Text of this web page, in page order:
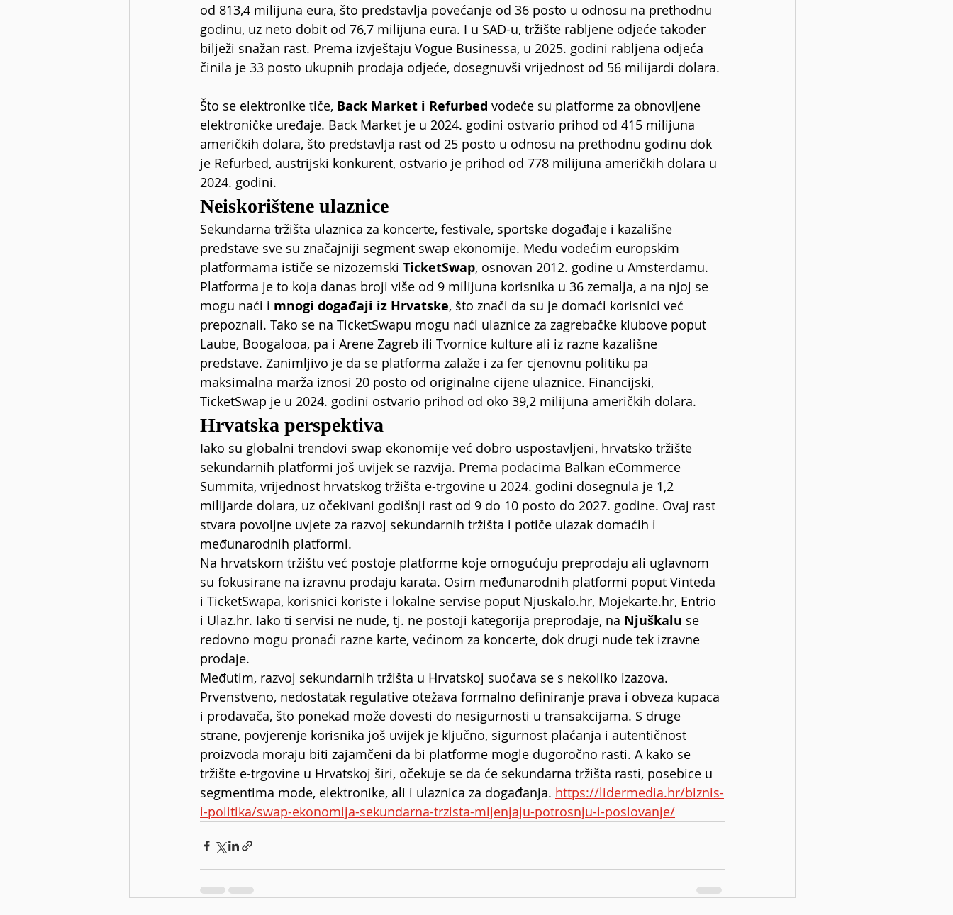
od 813,4 milijuna eura, što predstavlja povećanje od 36 posto u odnosu na prethodnu
godinu, uz neto dobit od 76,7 milijuna eura. I u SAD-u, tržište rabljene odjeće također
bilježi snažan rast. Prema izvještaju Vogue Businessa, u 2025. godini rabljena odjeća
činila je 33 posto ukupnih prodaja odjeće, dosegnuvši vrijednost od 56 milijardi dolara.
Što se elektronike tiče, Back Market i Refurbed vodeće su platforme za obnovljene
elektroničke uređaje. Back Market je u 2024. godini ostvario prihod od 415 milijuna
američkih dolara, što predstavlja rast od 25 posto u odnosu na prethodnu godinu dok
je Refurbed, austrijski konkurent, ostvario je prihod od 778 milijuna američkih dolara u
2024. godini.
Neiskorištene ulaznice
Sekundarna tržišta ulaznica za koncerte, festivale, sportske događaje i kazališne
predstave sve su značajniji segment swap ekonomije. Među vodećim europskim
platformama ističe se nizozemski TicketSwap, osnovan 2012. godine u Amsterdamu.
Platforma je to koja danas broji više od 9 milijuna korisnika u 36 zemalja, a na njoj se
mogu naći i mnogi događaji iz Hrvatske, što znači da su je domaći korisnici već
prepoznali. Tako se na TicketSwapu mogu naći ulaznice za zagrebačke klubove poput
Laube, Boogalooa, pa i Arene Zagreb ili Tvornice kulture ali iz razne kazališne
predstave. Zanimljivo je da se platforma zalaže i za fer cjenovnu politiku pa
maksimalna marža iznosi 20 posto od originalne cijene ulaznice. Financijski,
TicketSwap je u 2024. godini ostvario prihod od oko 39,2 milijuna američkih dolara.
Hrvatska perspektiva
Iako su globalni trendovi swap ekonomije već dobro uspostavljeni, hrvatsko tržište
sekundarnih platformi još uvijek se razvija. Prema podacima Balkan eCommerce
Summita, vrijednost hrvatskog tržišta e-trgovine u 2024. godini dosegnula je 1,2
milijarde dolara, uz očekivani godišnji rast od 9 do 10 posto do 2027. godine. Ovaj rast
stvara povoljne uvjete za razvoj sekundarnih tržišta i potiče ulazak domaćih i
međunarodnih platformi.
Na hrvatskom tržištu već postoje platforme koje omogućuju preprodaju ali uglavnom
su fokusirane na izravnu prodaju karata. Osim međunarodnih platformi poput Vinteda
i TicketSwapa, korisnici koriste i lokalne servise poput Njuskalo.hr, Mojekarte.hr, Entrio
i Ulaz.hr. Iako ti servisi ne nude, tj. ne postoji kategorija preprodaje, na Njuškalu se
redovno mogu pronaći razne karte, većinom za koncerte, dok drugi nude tek izravne
prodaje.
Međutim, razvoj sekundarnih tržišta u Hrvatskoj suočava se s nekoliko izazova.
Prvenstveno, nedostatak regulative otežava formalno definiranje prava i obveza kupaca
i prodavača, što ponekad može dovesti do nesigurnosti u transakcijama. S druge
strane, povjerenje korisnika još uvijek je ključno, sigurnost plaćanja i autentičnost
proizvoda moraju biti zajamčeni da bi platforme mogle dugoročno rasti. A kako se
tržište e-trgovine u Hrvatskoj širi, očekuje se da će sekundarna tržišta rasti, posebice u
segmentima mode, elektronike, ali i ulaznica za događanja. https://lidermedia.hr/biznis-
i-politika/swap-ekonomija-sekundarna-trzista-mijenjaju-potrosnju-i-poslovanje/